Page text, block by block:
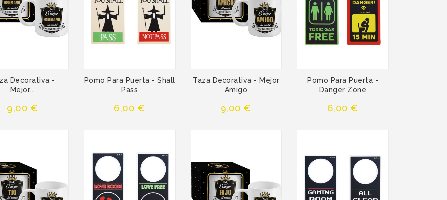
Decorativa -
Mejor...
Precio
9,00 €
Pomo Para Puerta - Shall
Pass
Precio
6,00 €
Taza Decorativa - Mejor
Amigo
Precio
9,00 €
Pomo Para Puerta -
Danger Zone
Precio
6,00 €